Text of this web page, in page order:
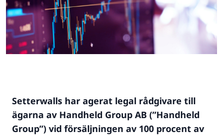
Setterwalls har agerat legal rådgivare till
ägarna av Handheld Group AB (”Handheld
Group”) vid försäljningen av 100 procent av